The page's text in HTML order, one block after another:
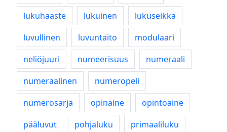
lukuhaaste
lukuinen
lukuseikka
luvullinen
luvuntaito
modulaari
neliöjuuri
numeerisuus
numeraali
numeraalinen
numeropeli
numerosarja
opinaine
opintoaine
pääluvut
pohjaluku primaaliluku